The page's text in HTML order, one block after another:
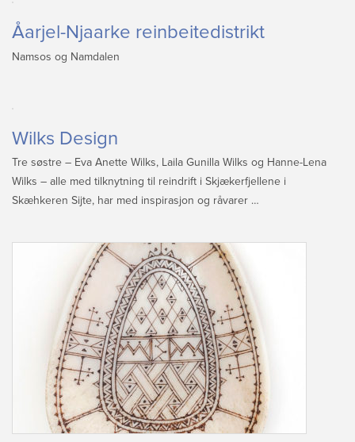
Åarjel-Njaarke reinbeitedistrikt
Namsos og Namdalen
Wilks Design
Tre søstre – Eva Anette Wilks, Laila Gunilla Wilks og Hanne-Lena
Wilks – alle med tilknytning til reindrift i Skjækerfjellene i
Skæhkeren Sijte, har med inspirasjon og råvarer …